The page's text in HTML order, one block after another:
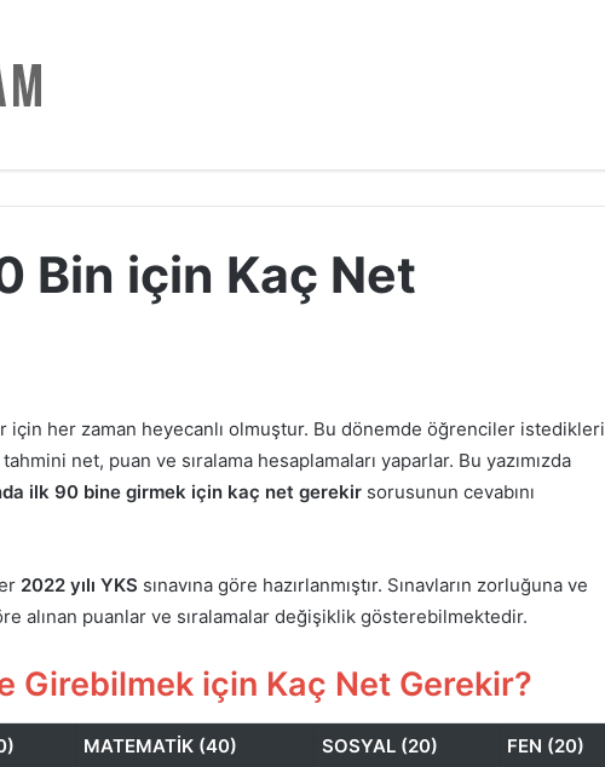
Bin için Kaç Net
için her zaman heyecanlı olmuştur. Bu dönemde öğrenciler istedikleri
net, puan ve sıralama hesaplamaları yaparlar. Bu yazımızda
ilk 90 bine girmek için kaç net gerekir sorusunun cevabını
2022 yılı YKS sınavına göre hazırlanmıştır. Sınavların zorluğuna ve
alınan puanlar ve sıralamalar değişiklik gösterebilmektedir.
Girebilmek için Kaç Net Gerekir?
MATEMATİK (40) SOSYAL (20) FEN (20)